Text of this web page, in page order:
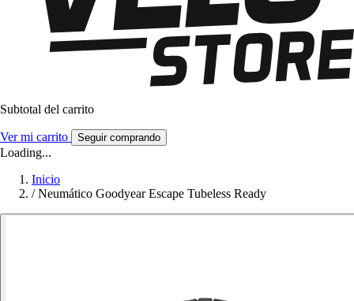
Subtotal del carrito
Ver mi carrito Seguir comprando
Loading...
Inicio
/ Neumático Goodyear Escape Tubeless Ready